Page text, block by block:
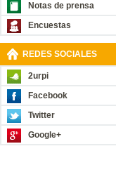
Notas de prensa
Encuestas
REDES SOCIALES
2urpi
Facebook
Twitter
Google+